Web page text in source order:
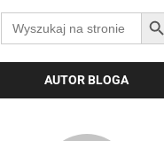
Search
for:
AUTOR BLOGA